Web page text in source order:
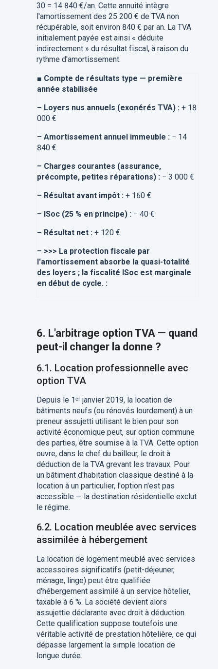
30 = 14 840 €/an. Cette annuité intègre
l'amortissement des 25 200 € de TVA non
récupérable, soit environ 840 € par an. La TVA
initialement payée est ainsi « déduite
indirectement » du résultat fiscal, à raison du
rythme d'amortissement.
■ Compte de résultats type — première
année stabilisée
– Loyers nus annuels (exonérés TVA) : + 18
000 €
– Amortissement annuel immeuble : − 14
840 €
– Charges courantes (assurance,
précompte, petites réparations) : − 3 000 €
– Résultat avant impôt : + 160 €
– ISoc (25 % en principe) : − 40 €
– Résultat net : + 120 €
– >>> La protection fiscale par
l'amortissement absorbe la quasi-totalité
des loyers ; la fiscalité ISoc est marginale
en début de cycle. :
6. L'arbitrage option TVA — quand
peut-il changer la donne ?
6.1. Location professionnelle avec
option TVA
Depuis le 1ᵉʳ janvier 2019, la location de
bâtiments neufs (ou rénovés lourdement) à un
preneur assujetti utilisant le bien pour son
activité économique peut, sur option commune
des parties, être soumise à la TVA. Cette option
ouvre, dans le chef du bailleur, le droit à
déduction de la TVA grevant les travaux. Pour
un bâtiment d'habitation classique destiné à la
location à un particulier, l'option n'est pas
accessible — la destination résidentielle exclut
le régime.
6.2. Location meublée avec services
assimilée à hébergement
La location de logement meublé avec services
accessoires significatifs (petit-déjeuner,
ménage, linge) peut être qualifiée
d'hébergement assimilé à un service hôtelier,
taxable à 6 %. La société devient alors
assujettie déclarante avec droit à déduction.
Cette qualification suppose toutefois une
véritable activité de prestation hôtelière, ce qui
dépasse largement la simple location de
longue durée.